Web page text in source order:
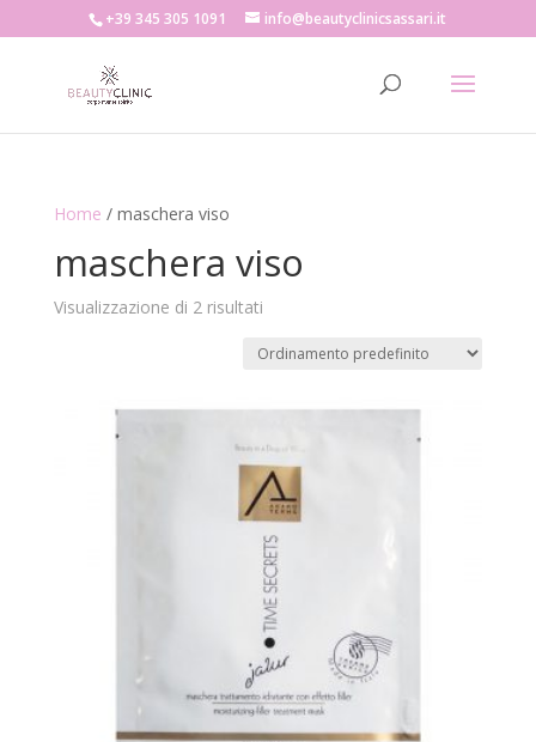
+39 345 305 1091 info@beautyclinicsassari.it
Home / maschera viso
maschera viso
Visualizzazione di 2 risultati